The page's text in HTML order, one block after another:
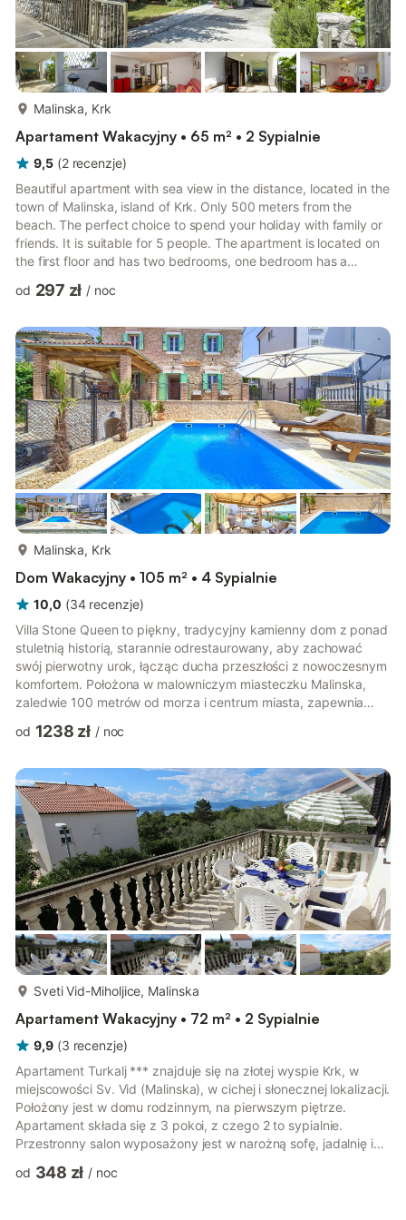
Malinska, Krk
Apartament Wakacyjny • 65 m² • 2 Sypialnie
9,5 (2 recenzje)
Beautiful apartment with sea view in the distance, located in the
town of Malinska, island of Krk. Only 500 meters from the
beach. The perfect choice to spend your holiday with family or
friends. It is suitable for 5 people. The apartment is located on
the first floor and has two bedrooms, one bedroom has a
person located in living room, SAT TV, baby cot available. The
living room (oven, stove, microwave, kettle, refrigerator, toaster,
coffee maker, table, chairs, sofa, TV...
od 297 zł / noc
Malinska, Krk
Dom Wakacyjny • 105 m² • 4 Sypialnie
10,0 (34 recenzje)
Villa Stone Queen to piękny, tradycyjny kamienny dom z ponad
stuletnią historią, starannie odrestaurowany, aby zachować
swój pierwotny urok, łącząc ducha przeszłości z nowoczesnym
komfortem. Położona w malowniczym miasteczku Malinska,
zaledwie 100 metrów od morza i centrum miasta, zapewnia
Jeśli szukasz pięciogwiazdkowego luksusowego
cieszyć się doskonałym połączeniem tradycji i nowoczesności,
Villa Stone Queen jest idealnym wyborem na Twoje wakacje.
Lokalizacja willi jest b...
od 1238 zł / noc
Sveti Vid-Miholjice, Malinska
Apartament Wakacyjny • 72 m² • 2 Sypialnie
9,9 (3 recenzje)
Apartament Turkalj *** znajduje się na złotej wyspie Krk, w
miejscowości Sv. Vid (Malinska), w cichej i słonecznej lokalizacji.
Położony jest w domu rodzinnym, na pierwszym piętrze.
Apartament składa się z 3 pokoi, z czego 2 to sypialnie.
Przestronny salon wyposażony jest w narożną sofę, jadalnię i
morze. Kuchnia posiada kuchenkę gazową (3 palniki),
od 348 zł / noc